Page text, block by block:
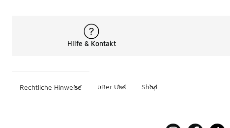
Hilfe & Kontakt
Rechtliche Hinweise üBer Uns Shop